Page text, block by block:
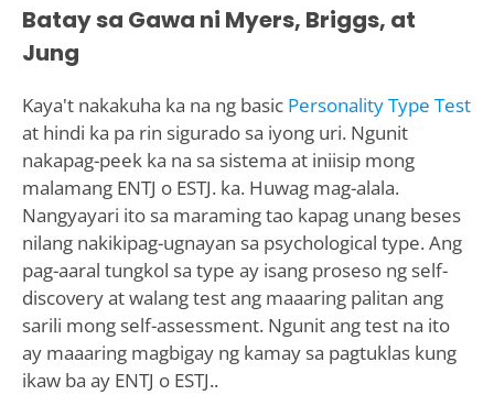
Batay sa Gawa ni Myers, Briggs, at
Jung
Kaya't nakakuha ka na ng basic Personality Type Test
at hindi ka pa rin sigurado sa iyong uri. Ngunit
nakapag-peek ka na sa sistema at iniisip mong
malamang ENTJ o ESTJ. ka. Huwag mag-alala.
Nangyayari ito sa maraming tao kapag unang beses
nilang nakikipag-ugnayan sa psychological type. Ang
pag-aaral tungkol sa type ay isang proseso ng self-
discovery at walang test ang maaaring palitan ang
sarili mong self-assessment. Ngunit ang test na ito
ay maaaring magbigay ng kamay sa pagtuklas kung
ikaw ba ay ENTJ o ESTJ..